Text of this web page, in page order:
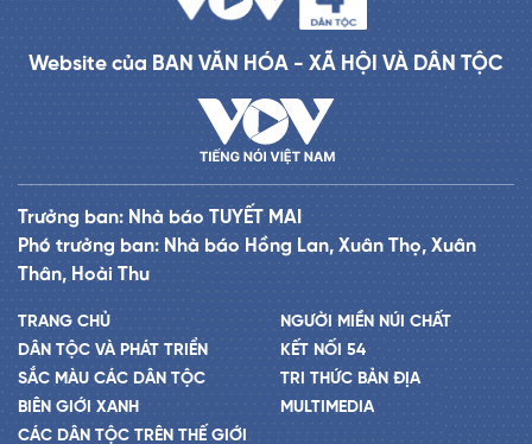
Website của BAN VĂN HÓA - XÃ HỘI VÀ DÂN TỘC
Trưởng ban: Nhà báo TUYẾT MAI
Phó trưởng ban: Nhà báo Hồng Lan, Xuân Thọ, Xuân
Thân, Hoài Thu
TRANG CHỦ
DÂN TỘC VÀ PHÁT TRIỂN
SẮC MÀU CÁC DÂN TỘC
BIÊN GIỚI XANH
CÁC DÂN TỘC TRÊN THẾ GIỚI
NGƯỜI MIỀN NÚI CHẤT
KẾT NỐI 54
TRI THỨC BẢN ĐỊA
MULTIMEDIA